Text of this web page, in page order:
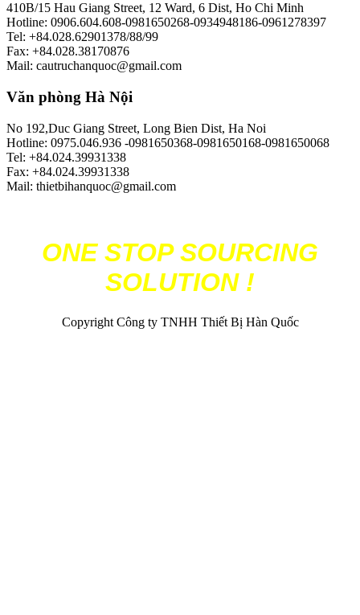
410B/15 Hau Giang Street, 12 Ward, 6 Dist, Ho Chi Minh
Hotline: 0906.604.608-0981650268-0934948186-0961278397
Tel: +84.028.62901378/88/99
Fax: +84.028.38170876
Mail: cautruchanquoc@gmail.com
Văn phòng Hà Nội
No 192,Duc Giang Street, Long Bien Dist, Ha Noi
Hotline: 0975.046.936 -0981650368-0981650168-0981650068
Tel: +84.024.39931338
Fax: +84.024.39931338
Mail: thietbihanquoc@gmail.com
ONE STOP SOURCING
SOLUTION !
Copyright Công ty TNHH Thiết Bị Hàn Quốc